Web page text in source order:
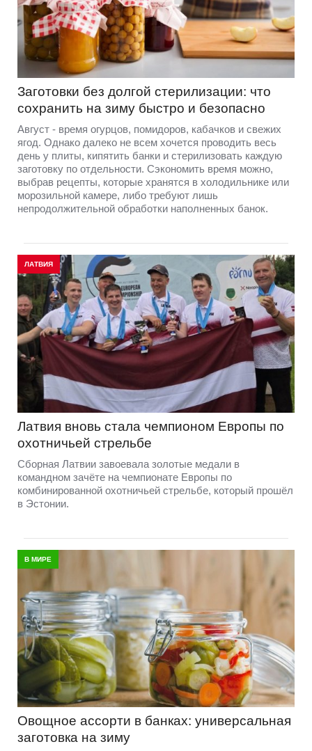
Заготовки без долгой стерилизации: что
сохранить на зиму быстро и безопасно
Август - время огурцов, помидоров, кабачков и свежих
ягод. Однако далеко не всем хочется проводить весь
день у плиты, кипятить банки и стерилизовать каждую
заготовку по отдельности. Сэкономить время можно,
выбрав рецепты, которые хранятся в холодильнике или
морозильной камере, либо требуют лишь
непродолжительной обработки наполненных банок.
ЛАТВИЯ
Латвия вновь стала чемпионом Европы по
охотничьей стрельбе
Сборная Латвии завоевала золотые медали в
командном зачёте на чемпионате Европы по
комбинированной охотничьей стрельбе, который прошёл
в Эстонии.
В МИРЕ
Овощное ассорти в банках: универсальная
заготовка на зиму